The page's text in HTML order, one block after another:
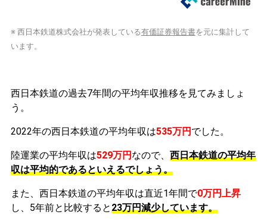
※ 西日本鉄道株式会社が発表している有価証券報告書を元に集計して
います。
西日本鉄道の過去7年間の平均年収推移を見てみましょ
う。
2022年の西日本鉄道の平均年収は535万円 でした。
陸運業の平均年収は529万円 なので、 西日本鉄道の平均年
収は平均的であるといえるでしょう。
また、西日本鉄道の平均年収は直近1年間で0万円上昇
し、5年前と比較すると23万円減少しています。